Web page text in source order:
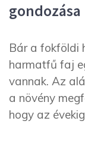
gondozása
Bár a fokföldi
harmatfű faj
vannak. Az
a növény
hogy az